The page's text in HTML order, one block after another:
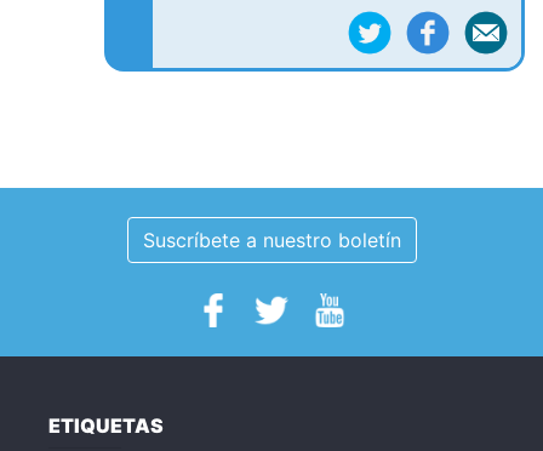
Suscríbete a nuestro boletín
ETIQUETAS